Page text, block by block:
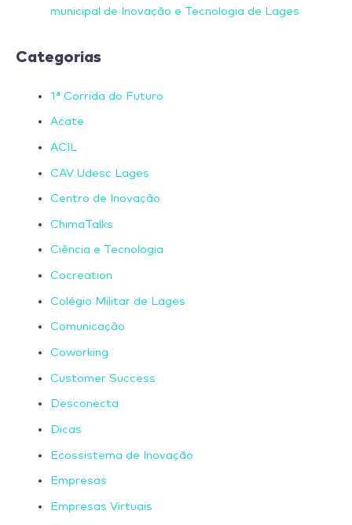
municipal de Inovação e Tecnologia de Lages
Categorias
1ª Corrida do Futuro
Acate
ACIL
CAV Udesc Lages
Centro de Inovação
ChimaTalks
Ciência e Tecnologia
Cocreation
Colégio Militar de Lages
Comunicação
Coworking
Customer Success
Desconecta
Dicas
Ecossistema de Inovação
Empresas
Empresas Virtuais